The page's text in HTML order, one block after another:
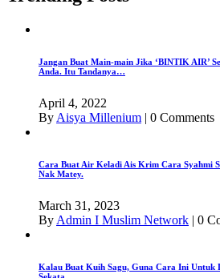
Jangan Buat Main-main Jika ‘BINTIK AIR’
Anda. Itu Tandanya…
April 4, 2022
By Aisya Millenium | 0 Comments
Cara Buat Air Keladi Ais Krim Cara Syahmi
Nak Matey.
March 31, 2023
By Admin I Muslim Network | 0
Kalau Buat Kuih Sagu, Guna Cara Ini Untuk
Sekata.